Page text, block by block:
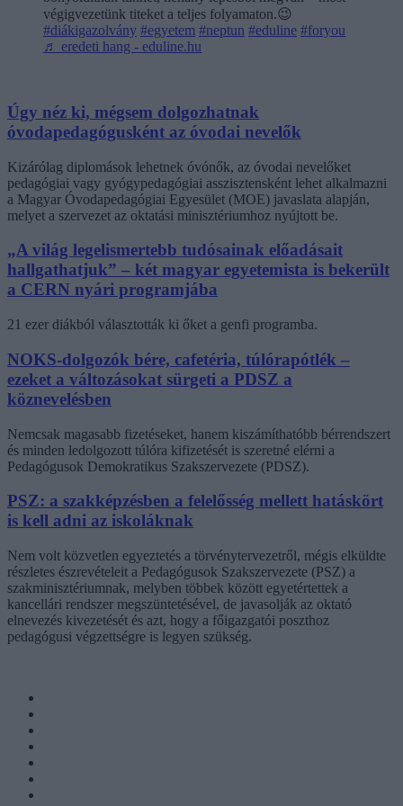
végigvezetünk titeket a teljes folyamaton.😉
#diákigazolvány #egyetem #neptun #eduline #foryou
♬ eredeti hang - eduline.hu
Úgy néz ki, mégsem dolgozhatnak
óvodapedagógusként az óvodai nevelők
Kizárólag diplomások lehetnek óvónők, az óvodai nevelőket
pedagógiai vagy gyógypedagógiai asszisztensként lehet alkalmazni
a Magyar Óvodapedagógiai Egyesület (MOE) javaslata alapján,
melyet a szervezet az oktatási minisztériumhoz nyújtott be.
„A világ legelismertebb tudósainak előadásait
hallgathatjuk” – két magyar egyetemista is bekerült
a CERN nyári programjába
21 ezer diákból választották ki őket a genfi programba.
NOKS-dolgozók bére, cafetéria, túlórapótlék –
ezeket a változásokat sürgeti a PDSZ a
köznevelésben
Nemcsak magasabb fizetéseket, hanem kiszámíthatóbb bérrendszert
és minden ledolgozott túlóra kifizetését is szeretné elérni a
Pedagógusok Demokratikus Szakszervezete (PDSZ).
PSZ: a szakképzésben a felelősség mellett hatáskört
is kell adni az iskoláknak
Nem volt közvetlen egyeztetés a törvénytervezetről, mégis elküldte
részletes észrevételeit a Pedagógusok Szakszervezete (PSZ) a
szakminisztériumnak, melyben többek között egyetértettek a
kancellári rendszer megszüntetésével, de javasolják az oktató
elnevezés kivezetését és azt, hogy a főigazgatói poszthoz
pedagógusi végzettségre is legyen szükség.